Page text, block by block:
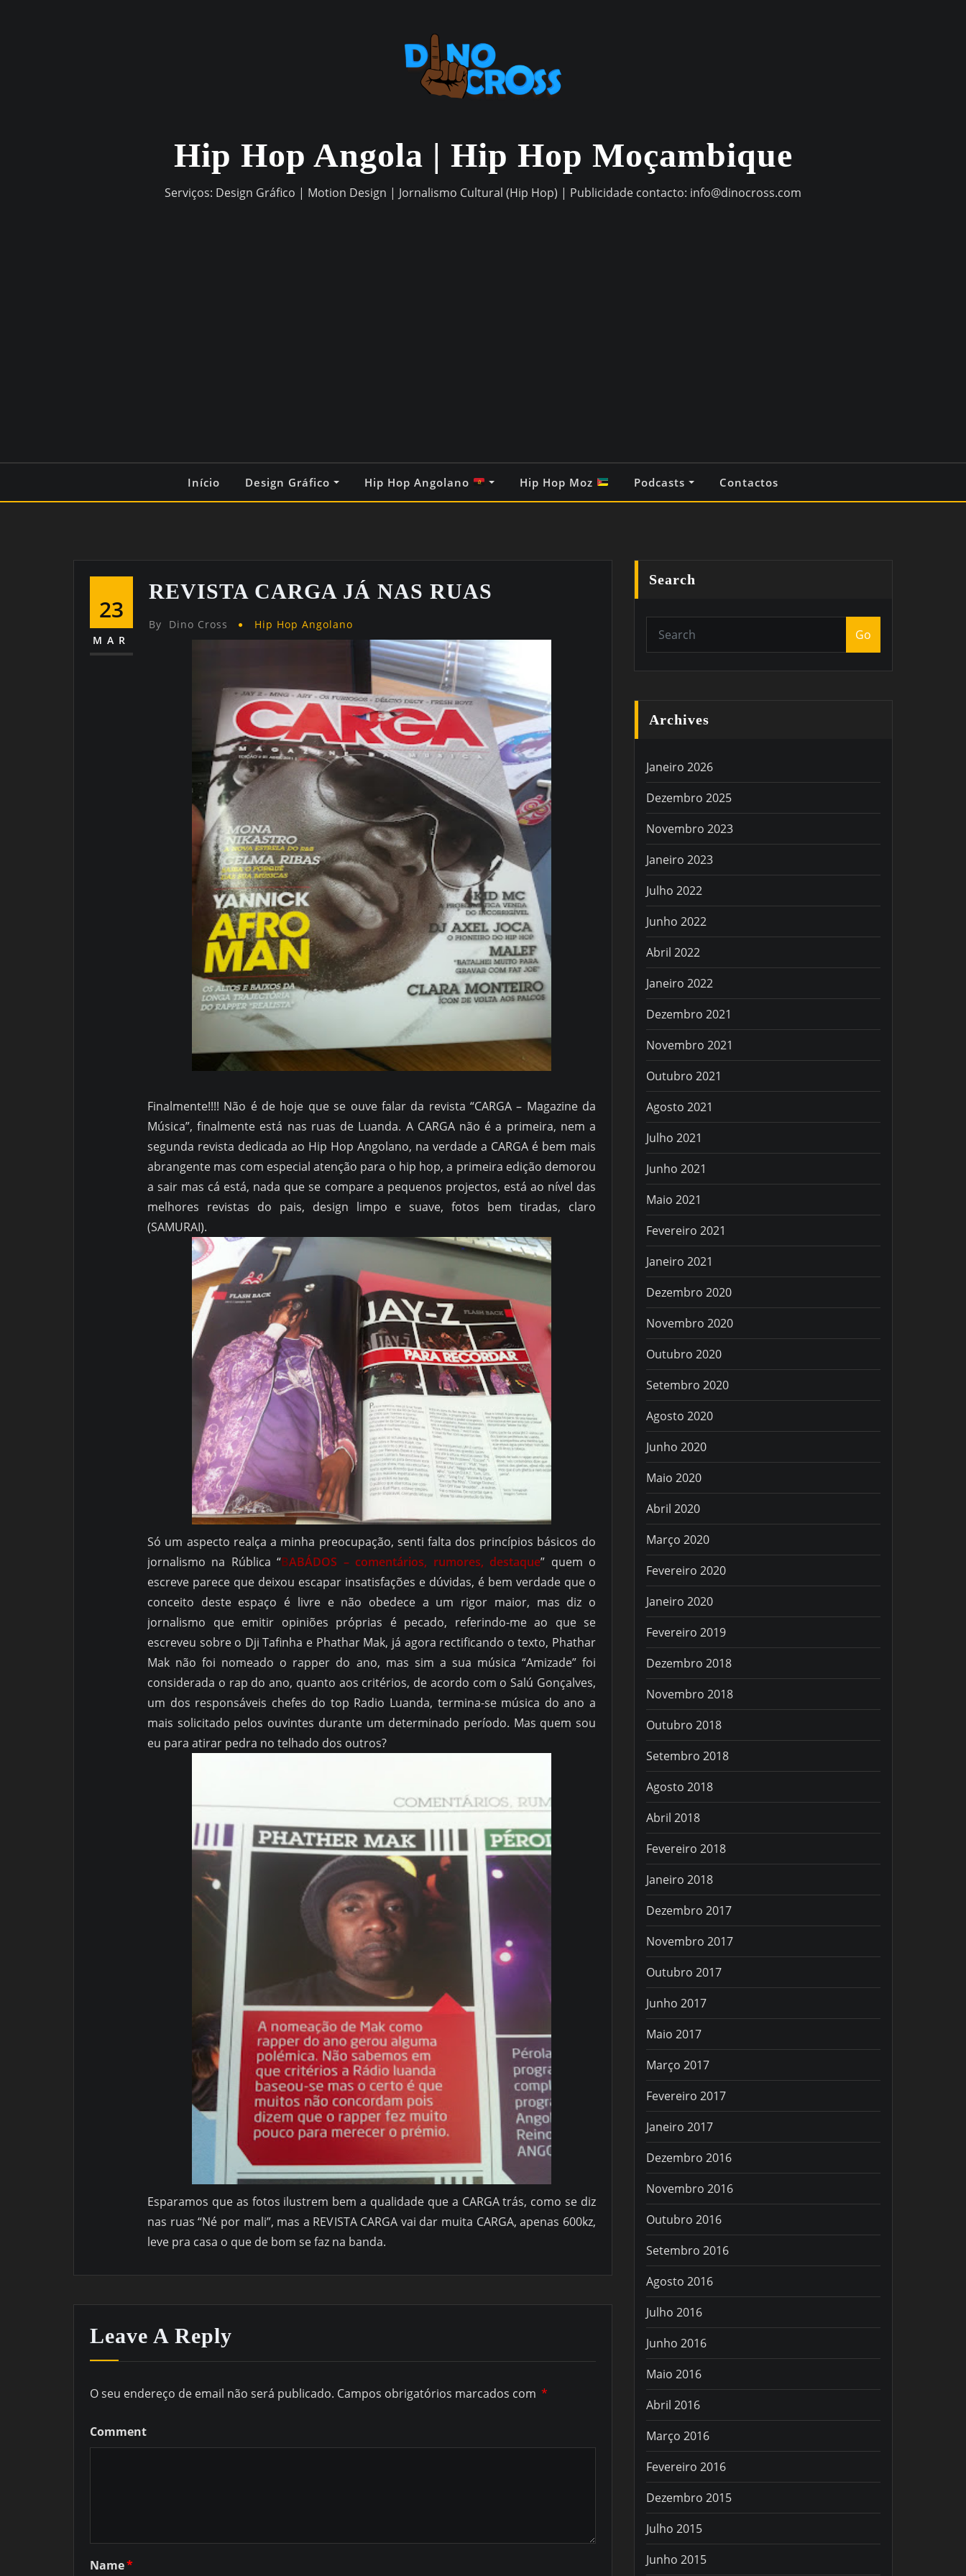
Hip Hop Angola | Hip Hop Moçambique
Serviços: Design Gráfico | Motion Design | Jornalismo Cultural (Hip Hop) | Publicidade contacto: info@dinocross.com
Início Design Gráfico Hip Hop Angolano Hip Hop Moz Podcasts Contactos
23
MAR
REVISTA CARGA JÁ NAS RUAS
By Dino Cross Hip Hop Angolano
Finalmente!!!! Não é de hoje que se ouve falar da revista “CARGA – Magazine da
Música”, finalmente está nas ruas de Luanda. A CARGA não é a primeira, nem a
segunda revista dedicada ao Hip Hop Angolano, na verdade a CARGA é bem mais
abrangente mas com especial atenção para o hip hop, a primeira edição demorou
a sair mas cá está, nada que se compare a pequenos projectos, está ao nível das
melhores revistas do pais, design limpo e suave, fotos bem tiradas, claro
(SAMURAI).
Só um aspecto realça a minha preocupação, senti falta dos princípios básicos do
jornalismo na Rública “BABÁDOS – comentários, rumores, destaque” quem o
escreve parece que deixou escapar insatisfações e dúvidas, é bem verdade que o
conceito deste espaço é livre e não obedece a um rigor maior, mas diz o
jornalismo que emitir opiniões próprias é pecado, referindo-me ao que se
escreveu sobre o Dji Tafinha e Phathar Mak, já agora rectificando o texto, Phathar
Mak não foi nomeado o rapper do ano, mas sim a sua música “Amizade” foi
considerada o rap do ano, quanto aos critérios, de acordo com o Salú Gonçalves,
um dos responsáveis chefes do top Radio Luanda, termina-se música do ano a
mais solicitado pelos ouvintes durante um determinado período. Mas quem sou
eu para atirar pedra no telhado dos outros?
Esparamos que as fotos ilustrem bem a qualidade que a CARGA trás, como se diz
nas ruas “Né por mali”, mas a REVISTA CARGA vai dar muita CARGA, apenas 600kz,
leve pra casa o que de bom se faz na banda.
Leave A Reply
O seu endereço de email não será publicado. Campos obrigatórios marcados com *
Comment
Name*
Search
Go
Archives
Janeiro 2026
Dezembro 2025
Novembro 2023
Janeiro 2023
Julho 2022
Junho 2022
Abril 2022
Janeiro 2022
Dezembro 2021
Novembro 2021
Outubro 2021
Agosto 2021
Julho 2021
Junho 2021
Maio 2021
Fevereiro 2021
Janeiro 2021
Dezembro 2020
Novembro 2020
Outubro 2020
Setembro 2020
Agosto 2020
Junho 2020
Maio 2020
Abril 2020
Março 2020
Fevereiro 2020
Janeiro 2020
Fevereiro 2019
Dezembro 2018
Novembro 2018
Outubro 2018
Setembro 2018
Agosto 2018
Abril 2018
Fevereiro 2018
Janeiro 2018
Dezembro 2017
Novembro 2017
Outubro 2017
Junho 2017
Maio 2017
Março 2017
Fevereiro 2017
Janeiro 2017
Dezembro 2016
Novembro 2016
Outubro 2016
Setembro 2016
Agosto 2016
Julho 2016
Junho 2016
Maio 2016
Abril 2016
Março 2016
Fevereiro 2016
Dezembro 2015
Julho 2015
Junho 2015